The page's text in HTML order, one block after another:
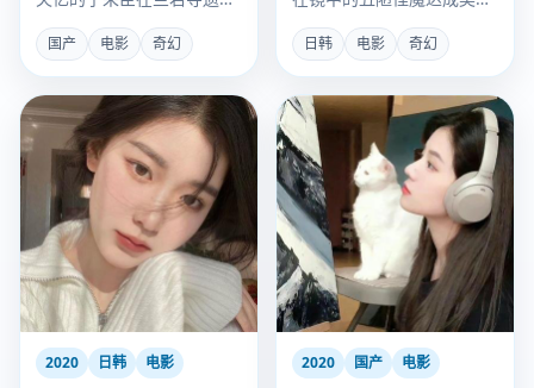
再次相遇。
国产 电影 奇幻
约，用灵魂换回美貌复仇。
日韩 电影 奇幻
2020 日韩 电影 2020 国产 电影